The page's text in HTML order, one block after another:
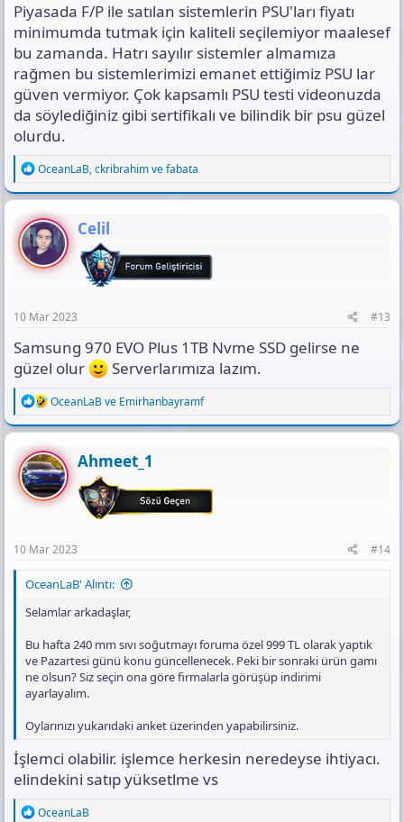
Piyasada F/P ile satılan sistemlerin PSU'ları fiyatı
minimumda tutmak için kaliteli seçilemiyor maalesef
bu zamanda. Hatrı sayılır sistemler almamıza
rağmen bu sistemlerimizi emanet ettiğimiz PSU lar
güven vermiyor. Çok kapsamlı PSU testi videonuzda
da söylediğiniz gibi sertifikalı ve bilindik bir psu güzel
olurdu.
R
e
a
c
t
i
o
n
OceanLaB,ckribrahimvefabata
Celil
10 Mar 2023 #13
Samsung 970 EVO Plus 1TB Nvme SSD gelirse ne
güzel olur
Serverlarımıza lazım.
R
e
a
c
t
i
o
n
OceanLaBve Emirhanbayramf
Ahmeet_1
10 Mar 2023 #14
OceanLaB' Alıntı:
Selamlar arkadaşlar,
Bu hafta 240 mm sıvı soğutmayı foruma özel 999 TL olarak yaptık
ve Pazartesi günü konu güncellenecek. Peki bir sonraki ürün gamı
ne olsun? Siz seçin ona göre firmalarla görüşüp indirimi
ayarlayalım.
Oylarınızı yukarıdaki anket üzerinden yapabilirsiniz.
İşlemci olabilir. işlemce herkesin neredeyse ihtiyacı.
elindekini satıp yüksetlme vs
R
OceanLaB